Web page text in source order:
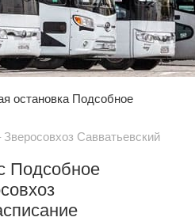
остановка Подсобное
Савватьевский
Подсобное